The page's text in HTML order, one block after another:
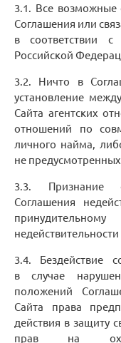
3.1. Все
Соглашения или
в соответствии с
Российской
3.2. Ничто в
установление
Сайта агентских
отношений по
личного найма,
не
3.3. Признание
Соглашения
3.4. Бездействие
в случае
положений
Сайта права
действия в защиту
прав на